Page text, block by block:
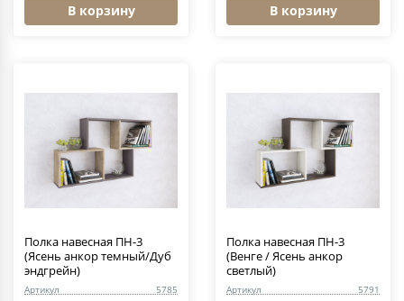
В корзину В корзину
Полка навесная ПН-3
(Ясень анкор темный/Дуб
эндгрейн)
Артикул 5785
Полка навесная ПН-3
(Венге / Ясень анкор
светлый)
Артикул 5791